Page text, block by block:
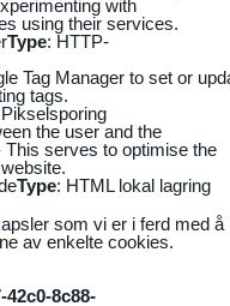
with
using their services.
Type: HTTP-
Tag Manager to set or
tags.
the user and the
serves to optimise the
Type: HTML lokal lagring
som vi er i ferd med å
av enkelte cookies.
8c88-